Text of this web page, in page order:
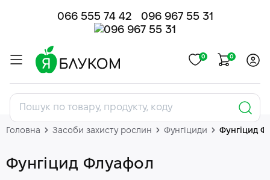
066 555 74 42 096 967 55 31
0 0
Головна Засоби захисту рослин Фунгіциди Фунгіцид
Фунгіцид Флуафол